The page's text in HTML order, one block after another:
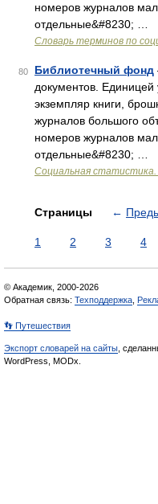
номеров журналов
отдельные&#8230; …
Словарь терминов по
80 Библиотечный фонд
документов. Единицей
экземпляр книги,
журналов большого
номеров журналов
отдельные&#8230; …
Социальная статистика.
Страницы ←
1 2 3 4
© Академик, 2000-2026
Обратная связь: Техподдержка
👣 Путешествия
Экспорт словарей на сайты ,
WordPress, MODx.